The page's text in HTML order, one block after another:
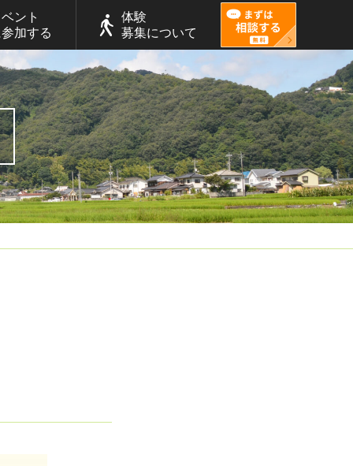
ント
加する
体験
募集について